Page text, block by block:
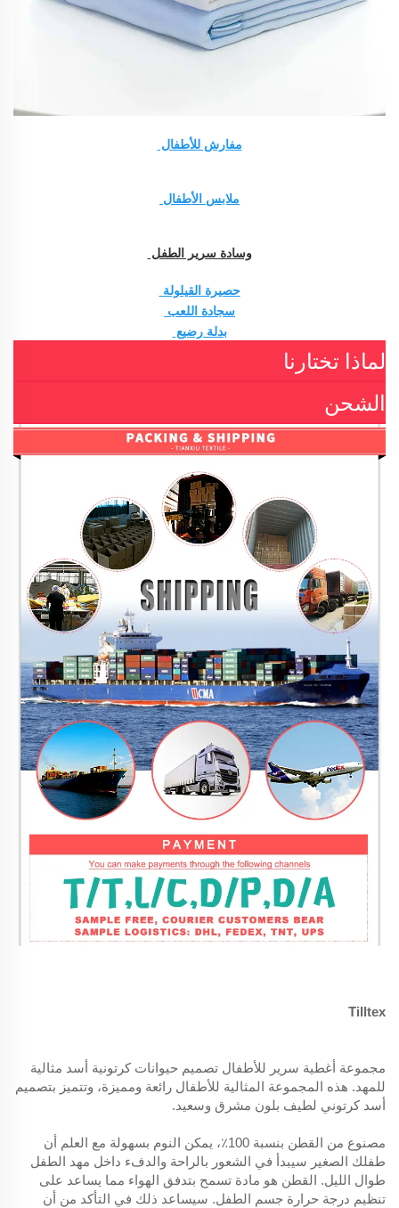
مفارش للأطفال
ملابس الأطفال
وسادة سرير الطفل
حصيرة القيلولة
سجادة اللعب
بدلة رضيع
لماذا تختارنا
الشحن
Tilltex
مجموعة أغطية سرير للأطفال تصميم حيوانات كرتونية أسد مثالية
للمهد. هذه المجموعة المثالية للأطفال رائعة ومميزة، وتتميز بتصميم
أسد كرتوني لطيف بلون مشرق وسعيد.
مصنوع من القطن بنسبة 100٪، يمكن النوم بسهولة مع العلم أن
طفلك الصغير سيبدأ في الشعور بالراحة والدفء داخل مهد الطفل
طوال الليل. القطن هو مادة تسمح بتدفق الهواء مما يساعد على
تنظيم درجة حرارة جسم الطفل. سيساعد ذلك في التأكد من أن